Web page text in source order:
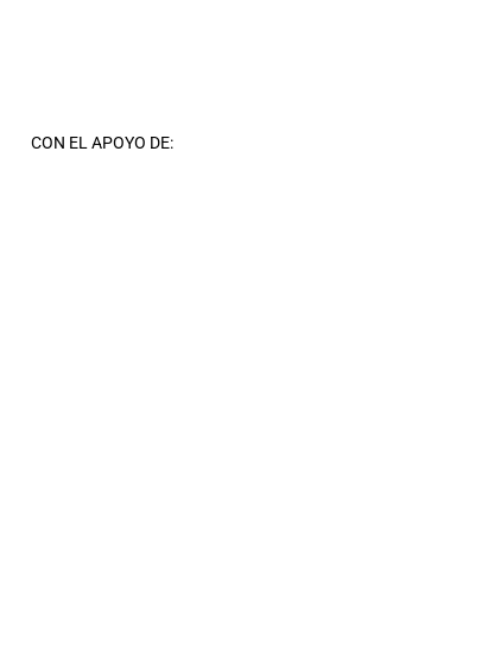
CON EL APOYO DE: